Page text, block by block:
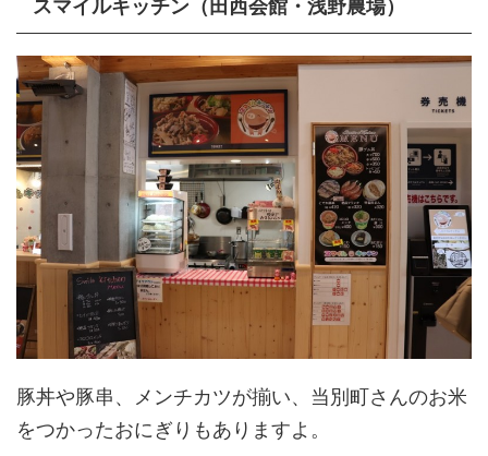
スマイルキッチン（田西会館・浅野農場）
豚丼や豚串、メンチカツが揃い、当別町さんのお米
をつかったおにぎりもありますよ。